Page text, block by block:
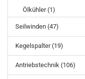
Ölkühler (1)
Seilwinden (47)
Kegelspalter (19)
Antriebstechnik (106)